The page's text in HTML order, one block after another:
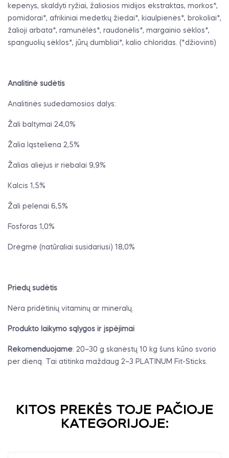
kepenys, skaldyti ryžiai, žaliosios midijos ekstraktas, morkos*,
pomidorai*, afrikiniai medetkų žiedai*, kiaulpienės*, brokoliai*,
žalioji arbata*, ramunėlės*, raudonėlis*, margainio sėklos*,
spanguolių sėklos*, jūrų dumbliai*, kalio chloridas. (*džiovinti)
Analitinė sudėtis
Analitinės sudedamosios dalys:
Žali baltymai 24,0%
Žalia ląsteliena 2,5%
Žalias aliejus ir riebalai 9,9%
Kalcis 1,5%
Žali pelenai 6,5%
Fosforas 1,0%
Drėgmė (natūraliai susidariusi) 18,0%
Priedų sudėtis
Nėra pridėtinių vitaminų ar mineralų.
Produkto laikymo sąlygos ir įspėjimai
Rekomenduojame: 20–30 g skanėstų 10 kg šuns kūno svorio
per dieną. Tai atitinka maždaug 2–3 PLATINUM Fit-Sticks.
KITOS PREKĖS TOJE PAČIOJE
KATEGORIJOJE: